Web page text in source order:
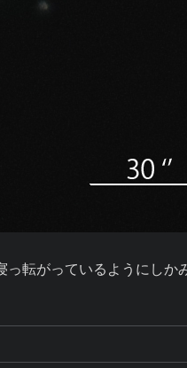
転がっているようにしか